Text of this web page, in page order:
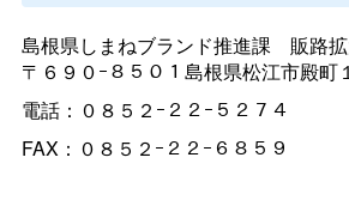
島根県しまねブランド推進課 販路
〒６９０ｰ８５０１島根県松江市殿町
電話：０８５２ｰ２２ｰ５２７４
FAX：０８５２ｰ２２ｰ６８５９